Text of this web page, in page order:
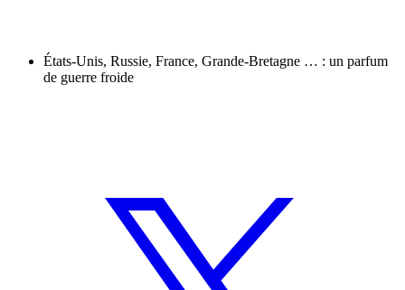
États-Unis, Russie, France, Grande-Bretagne … : un parfum
de guerre froide